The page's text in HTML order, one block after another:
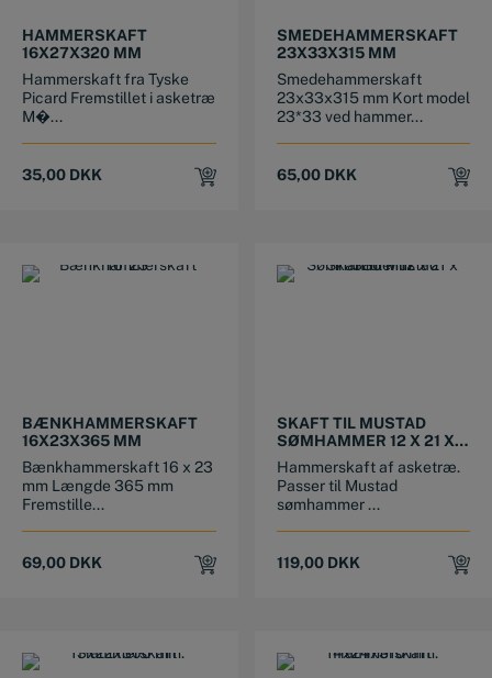
HAMMERSKAFT
16X27X320 MM
Hammerskaft fra Tyske
Picard Fremstillet i asketræ
M�...
35,00 DKK
SMEDEHAMMERSKAFT
23X33X315 MM
Smedehammerskaft
23x33x315 mm Kort model
23*33 ved hammer...
65,00 DKK
BÆNKHAMMERSKAFT
16X23X365 MM
Bænkhammerskaft 16 x 23
mm Længde 365 mm
Fremstille...
69,00 DKK
SKAFT TIL MUSTAD
SØMHAMMER 12 X 21 X
380 MM
Hammerskaft af asketræ.
Passer til Mustad
sømhammer ...
119,00 DKK